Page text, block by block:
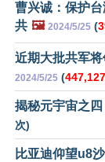
曹兴诚：保护
共 🖼️ 2024/5/25 (
近期大批共军
2024/5/25 (447,127
揭秘元宇宙之
次)
比亚迪仰望u8